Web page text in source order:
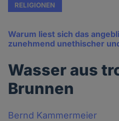
RELIGIONEN
Warum liest sich das
zunehmend unethischer
Wasser aus
Brunnen
Bernd Kammermeier